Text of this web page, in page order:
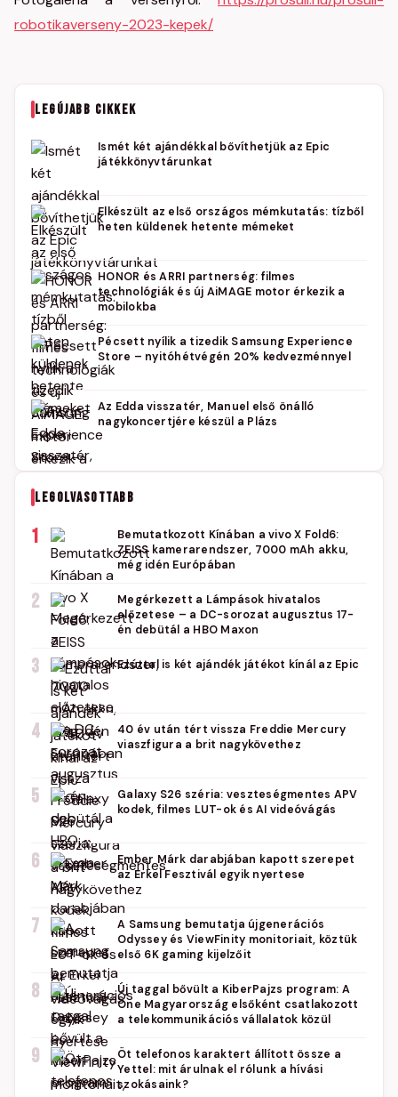
robotikaverseny-2023-kepek/
LEGÚJABB CIKKEK
Ismét két ajándékkal bővíthetjük az Epic
játékkönyvtárunkat
Elkészült az első országos mémkutatás: tízből
heten küldenek hetente mémeket
HONOR és ARRI partnerség: filmes
technológiák és új AiMAGE motor érkezik a
mobilokba
Pécsett nyílik a tizedik Samsung Experience
Store – nyitóhétvégén 20% kedvezménnyel
Az Edda visszatér, Manuel első önálló
nagykoncertjére készül a Plázs
LEGOLVASOTTABB
1
Bemutatkozott Kínában a vivo X Fold6:
ZEISS kamerarendszer, 7000 mAh akku,
még idén Európában
2
Megérkezett a Lámpások hivatalos
előzetese – a DC-sorozat augusztus 17-
én debütál a HBO Maxon
3 Ezúttal is két ajándék játékot kínál az Epic
4
40 év után tért vissza Freddie Mercury
viaszfigura a brit nagykövethez
5
Galaxy S26 széria: veszteségmentes APV
kodek, filmes LUT-ok és AI videóvágás
6
Ember Márk darabjában kapott szerepet
az Erkel Fesztivál egyik nyertese
7
A Samsung bemutatja újgenerációs
Odyssey és ViewFinity monitoriait, köztük
első 6K gaming kijelzőit
8
Új taggal bővült a KiberPajzs program: A
One Magyarország elsőként csatlakozott
a telekommunikációs vállalatok közül
9
Öt telefonos karaktert állított össze a
Yettel: mit árulnak el rólunk a hívási
szokásaink?